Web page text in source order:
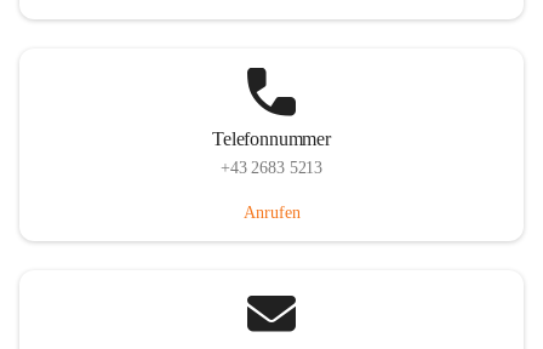
Telefonnummer
+43 2683 5213
Anrufen